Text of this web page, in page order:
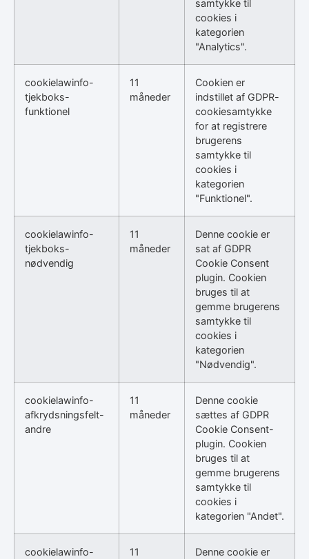
samtykke til
cookies i
kategorien
"Analytics".
cookielawinfo-
tjekboks-
funktionel
11
måneder
Cookien er
indstillet af GDPR-
cookiesamtykke
for at registrere
brugerens
samtykke til
cookies i
kategorien
"Funktionel".
cookielawinfo-
tjekboks-
nødvendig
11
måneder
Denne cookie er
sat af GDPR
Cookie Consent
plugin. Cookien
bruges til at
gemme brugerens
samtykke til
cookies i
kategorien
"Nødvendig".
cookielawinfo-
afkrydsningsfelt-
andre
11
måneder
Denne cookie
sættes af GDPR
Cookie Consent-
plugin. Cookien
bruges til at
gemme brugerens
samtykke til
cookies i
kategorien "Andet".
cookielawinfo-
11
Denne cookie er